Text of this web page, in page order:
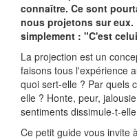
connaître. Ce sont
nous projetons sur
simplement : "C'est
La projection est un
faisons tous l'expérience
quoi sert-elle ? Par quels
elle ? Honte, peur,
sentiments dissimule-t-
Ce petit guide vous invite